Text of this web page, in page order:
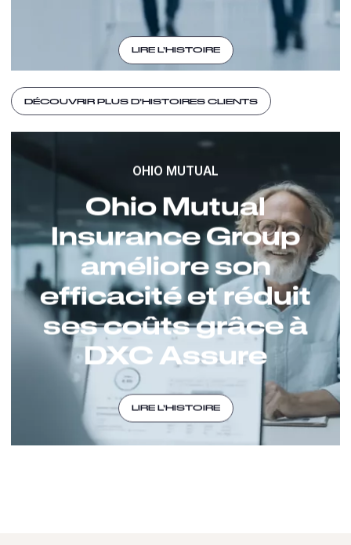
LIRE L’HISTOIRE
DÉCOUVRIR PLUS D’HISTOIRES CLIENTS
OHIO MUTUAL
Ohio Mutual
Insurance Group
améliore son
efficacité et réduit
ses coûts grâce à
DXC Assure
LIRE L’HISTOIRE